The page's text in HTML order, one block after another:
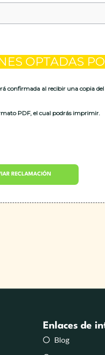
OPTADAS
confirmada al recibir una copia
PDF, el cual podrás imprimir.
Enlaces de
Blog